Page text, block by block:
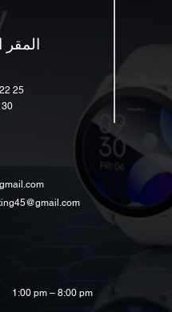
25
30
المقر
1:00 pm – 8:00 pm